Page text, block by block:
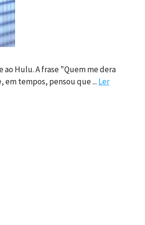
ao Hulu. A frase "Quem me dera
tempos, pensou que ... Ler